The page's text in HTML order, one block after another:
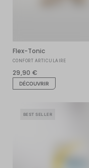
Flex-Tonic
CONFORT ARTICULAIRE
29,90 €
DÉCOUVRIR
BEST SELLER